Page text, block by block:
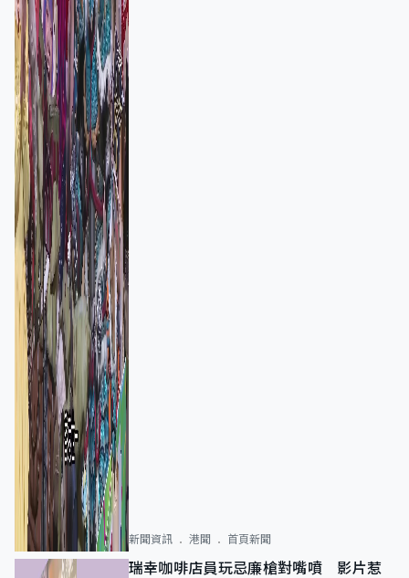
新聞資訊 港聞 首頁新聞
瑞幸咖啡店員玩忌廉槍對嘴噴 影片惹